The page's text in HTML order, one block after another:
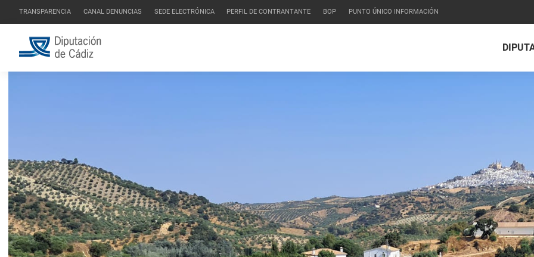
TRANSPARENCIA CANAL DENUNCIAS SEDE ELECTRÓNICA PERFIL DE CONTRANTANTE BOP PUNTO ÚNICO INFORMACIÓN